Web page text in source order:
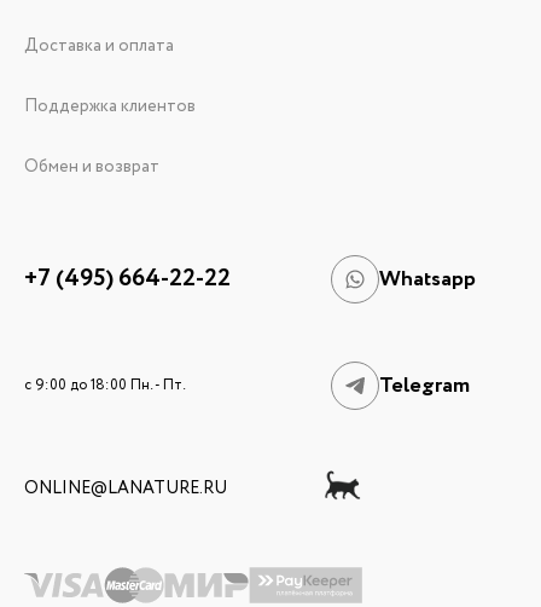
Доставка и оплата
Поддержка клиентов
Обмен и возврат
+7 (495) 664-22-22 Whatsapp
c 9:00 до 18:00 Пн. - Пт. Telegram
ONLINE@LANATURE.RU